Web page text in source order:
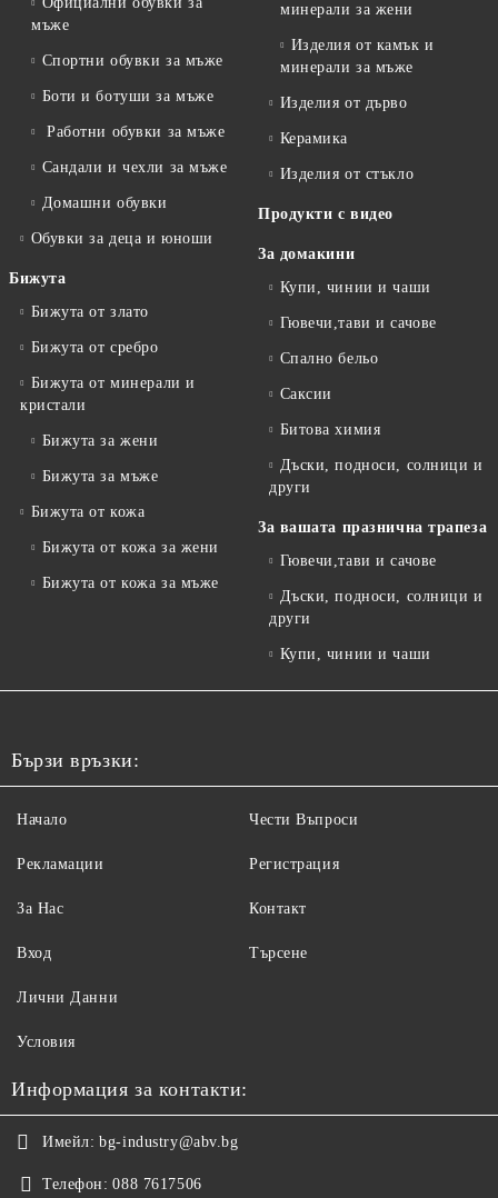
мъже
Спортни обувки за мъже
Боти и ботуши за мъже
Работни обувки за мъже
Сандали и чехли за мъже
Домашни обувки
Обувки за деца и юноши
Бижута
Бижута от злато
Бижута от сребро
Бижута от минерали и
кристали
Бижута за жени
Бижута за мъже
Бижута от кожа
Бижута от кожа за жени
Бижута от кожа за мъже
минерали за жени
Изделия от камък и
минерали за мъже
Изделия от дърво
Керамика
Изделия от стъкло
Продукти с видео
За домакини
Купи, чинии и чаши
Гювечи,тави и сачове
Спално бельо
Саксии
Битова химия
Дъски, подноси, солници и
други
За вашата празнична трапеза
Гювечи,тави и сачове
Дъски, подноси, солници и
други
Купи, чинии и чаши
Бързи връзки:
Начало
Рекламации
За Нас
Вход
Чести Въпроси
Регистрация
Контакт
Търсене
Лични Данни
Условия
Информация за контакти:
Имейл: bg-industry@abv.bg
Телефон: 088 7617506